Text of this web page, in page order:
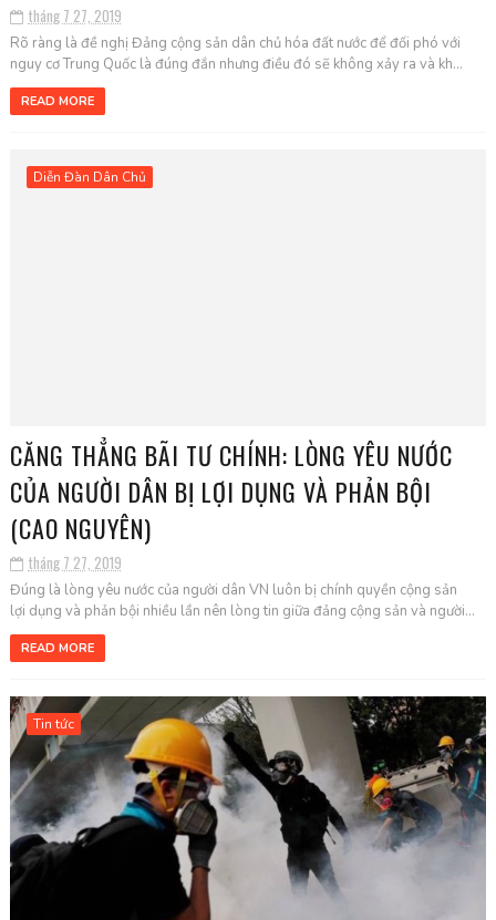
tháng 7 27, 2019
Rõ ràng là đề nghị Đảng cộng sản dân chủ hóa đất nước để đối phó với
nguy cơ Trung Quốc là đúng đắn nhưng điều đó sẽ không xảy ra và kh...
READ MORE
Diễn Đàn Dân Chủ
CĂNG THẲNG BÃI TƯ CHÍNH: LÒNG YÊU NƯỚC
CỦA NGƯỜI DÂN BỊ LỢI DỤNG VÀ PHẢN BỘI
(CAO NGUYÊN)
tháng 7 27, 2019
Đúng là lòng yêu nước của người dân VN luôn bị chính quyền cộng sản
lợi dụng và phản bội nhiều lần nên lòng tin giữa đảng cộng sản và người...
READ MORE
Tin tức